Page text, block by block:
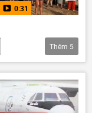
0:31
Thêm 5